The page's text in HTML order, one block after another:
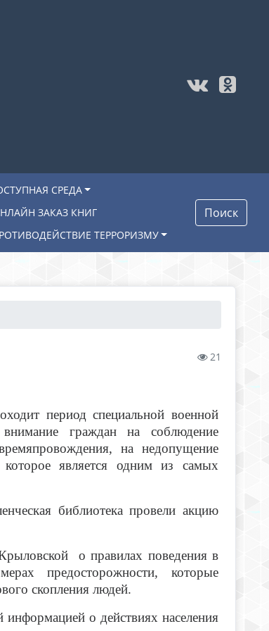
СРЕДА
ЗАКАЗ КНИГ
ТЕРРОРИЗМУ
Поиск
21
период специальной военной
граждан на соблюдение
на недопущение
которое является одним из самых
библиотека провели акцию
о правилах поведения в
предосторожности, которые
скопления людей.
о действиях населения